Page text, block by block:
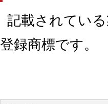
記載されてい
登録商標です。